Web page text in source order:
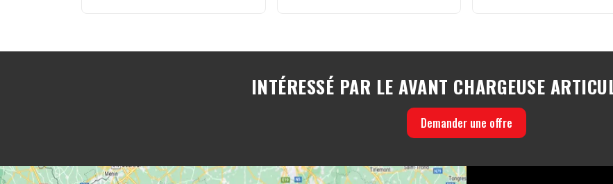
INTÉRESSÉ PAR LE AVANT CHARGEUSE
Demander une offre